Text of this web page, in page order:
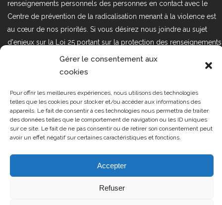
Gérer le consentement aux
cookies
Pour offrir les meilleures expériences, nous utilisons des technologies
telles que les cookies pour stocker et/ou accéder aux informations des
appareils. Le fait de consentir à ces technologies nous permettra de traiter
des données telles que le comportement de navigation ou les ID uniques
sur ce site. Le fait de ne pas consentir ou de retirer son consentement peut
avoir un effet négatif sur certaines caractéristiques et fonctions.
Accepter
Refuser
renseignements personnels des personnes en contact avec le
Centre de prévention de la radicalisation menant à la violence est
au cœur de nos priorités. Si vous désirez nous joindre au sujet
d'enjeux sur la Loi 25 portant sur la protection des renseignements
personnels dans le secteur privé, veuillez communiquer avec
nous à l'adresse courriel suivant : loi25@cprmv.org Pour en savoir
Tous droits réservés @2019 CPRMV
| Centre de prévention de la
radicalisation menant à la violence
(CPRMV)